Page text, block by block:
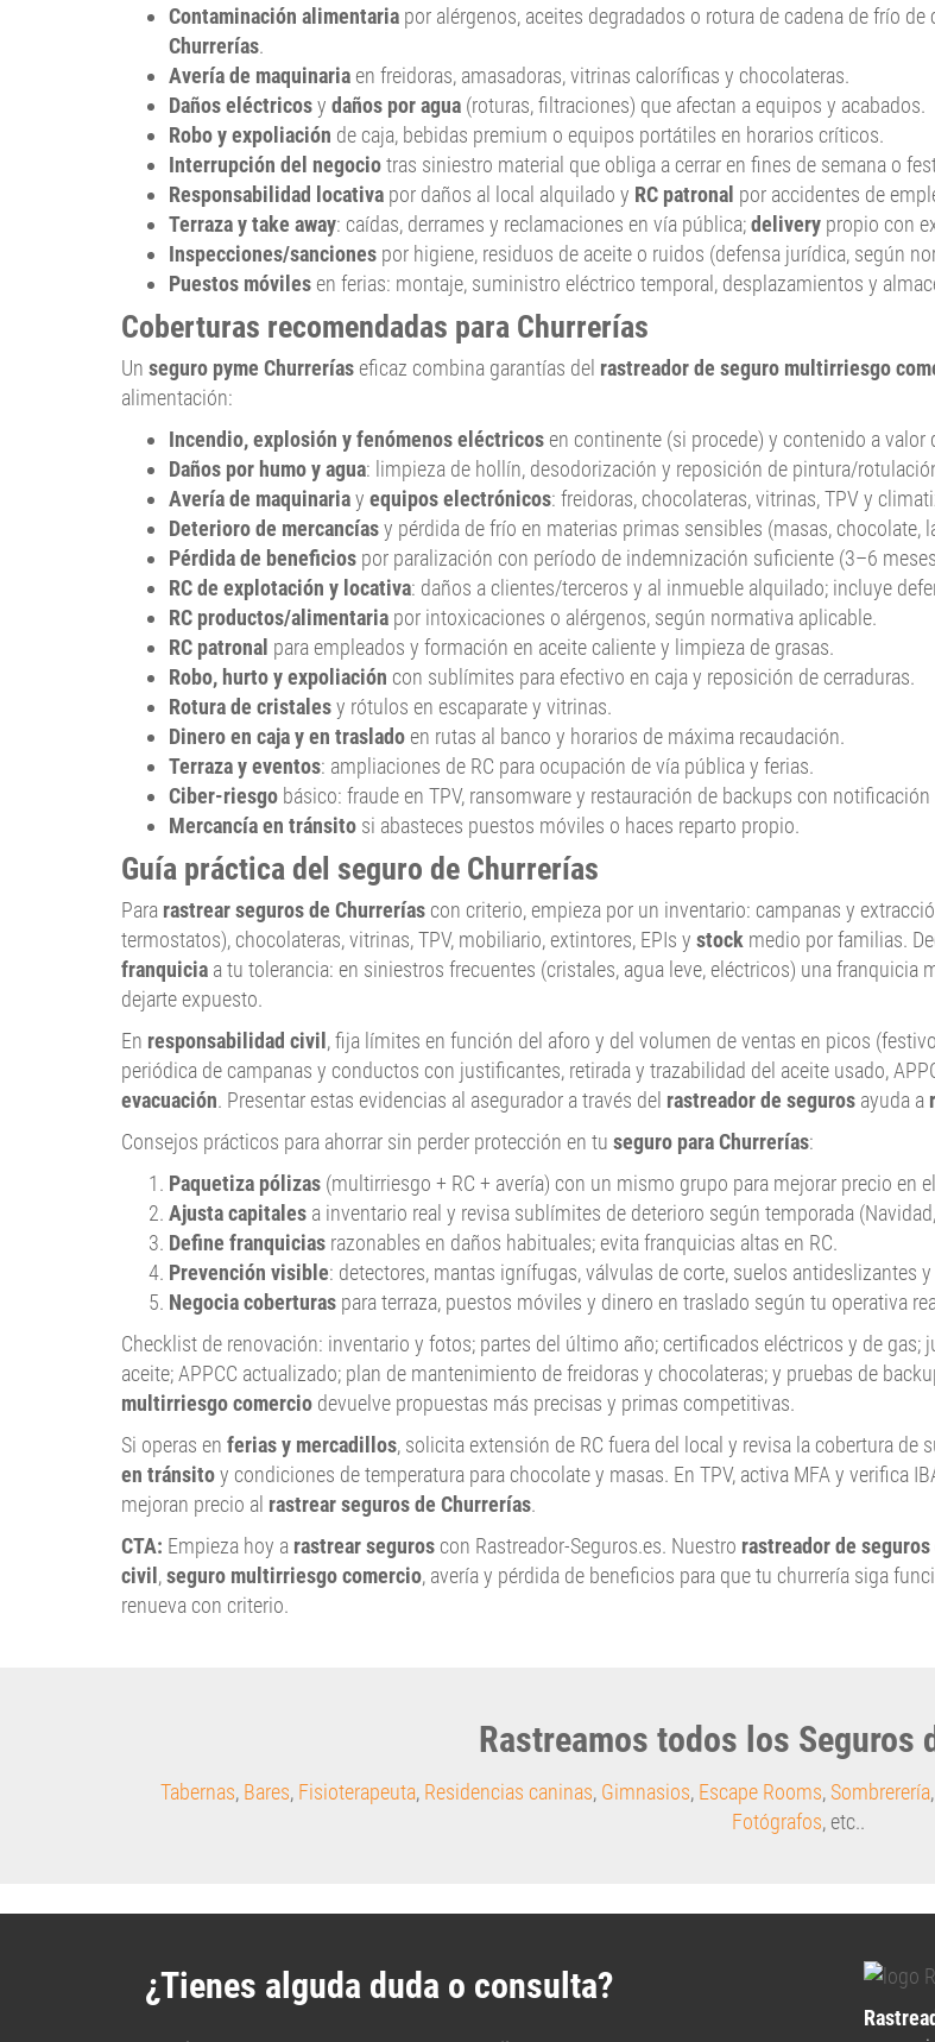
Contaminación alimentaria por alérgenos, aceites degradados o rotura de cadena de frío
Churrerías.
Avería de maquinaria en freidoras, amasadoras, vitrinas caloríficas y chocolateras.
Daños eléctricosy daños por agua (roturas, filtraciones) que afectan a equipos y acabados.
Robo y expoliación de caja, bebidas premium o equipos portátiles en horarios críticos.
Interrupción del negociotras siniestro material que obliga a cerrar en fines de semana o
Responsabilidad locativa por daños al local alquilado y RC patronal por accidentes de
Terraza y take away: caídas, derrames y reclamaciones en vía pública;delivery propio con
Inspecciones/sanciones por higiene, residuos de aceite o ruidos (defensa jurídica, según
Puestos móviles en ferias: montaje, suministro eléctrico temporal, desplazamientos y
Coberturas recomendadas para Churrerías
Un seguro pyme Churrerías eficaz combina garantías del rastreador de seguro multirriesgo
alimentación:
Incendio, explosión y fenómenos eléctricos en continente (si procede) y contenido a
Daños por humo y agua: limpieza de hollín, desodorización y reposición de pintura/
Avería de maquinariay equipos electrónicos: freidoras, chocolateras, vitrinas, TPV y
Deterioro de mercancíasy pérdida de frío en materias primas sensibles (masas, chocolate,
Pérdida de beneficios por paralización con período de indemnización suficiente (3–6
RC de explotación y locativa: daños a clientes/terceros y al inmueble alquilado; incluye
RC productos/alimentaria por intoxicaciones o alérgenos, según normativa aplicable.
RC patronal para empleados y formación en aceite caliente y limpieza de grasas.
Robo, hurto y expoliación con sublímites para efectivo en caja y reposición de cerraduras.
Rotura de cristalesy rótulos en escaparate y vitrinas.
Dinero en caja y en traslado en rutas al banco y horarios de máxima recaudación.
Terraza y eventos: ampliaciones de RC para ocupación de vía pública y ferias.
Ciber-riesgo básico: fraude en TPV, ransomware y restauración de backups con
Mercancía en tránsito si abasteces puestos móviles o haces reparto propio.
Guía práctica del seguro de Churrerías
Para rastrear seguros de Churrerías con criterio, empieza por un inventario: campanas y
termostatos), chocolateras, vitrinas, TPV, mobiliario, extintores, EPIs y stock medio por familias.
franquicia a tu tolerancia: en siniestros frecuentes (cristales, agua leve, eléctricos) una franquicia
dejarte expuesto.
En responsabilidad civil , fija límites en función del aforo y del volumen de ventas en picos
periódica de campanas y conductos con justificantes, retirada y trazabilidad del aceite usado,
evacuación. Presentar estas evidencias al asegurador a través del rastreador de seguros ayuda a
Consejos prácticos para ahorrar sin perder protección en tu seguro para Churrerías:
Paquetiza pólizas (multirriesgo + RC + avería) con un mismo grupo para mejorar precio en el
Ajusta capitales a inventario real y revisa sublímites de deterioro según temporada
Define franquicias razonables en daños habituales; evita franquicias altas en RC.
Prevención visible: detectores, mantas ignífugas, válvulas de corte, suelos antideslizantes
Negocia coberturas para terraza, puestos móviles y dinero en traslado según tu operativa
Checklist de renovación: inventario y fotos; partes del último año; certificados eléctricos y de
aceite; APPCC actualizado; plan de mantenimiento de freidoras y chocolateras; y pruebas de
multirriesgo comercio devuelve propuestas más precisas y primas competitivas.
Si operas en ferias y mercadillos, solicita extensión de RC fuera del local y revisa la cobertura
en tránsitoy condiciones de temperatura para chocolate y masas. En TPV, activa MFA y verifica
mejoran precio al rastrear seguros de Churrerías.
CTA: Empieza hoy a rastrear seguros con Rastreador-Seguros.es. Nuestro rastreador de
civil ,seguro multirriesgo comercio, avería y pérdida de beneficios para que tu churrería siga
renueva con criterio.
Rastreamos todos los Seguros
Tabernas, Bares, Fisioterapeuta, Residencias caninas, Gimnasios, Escape Rooms, Sombrerería,
Fotógrafos, etc..
¿Tienes alguda duda o consulta?